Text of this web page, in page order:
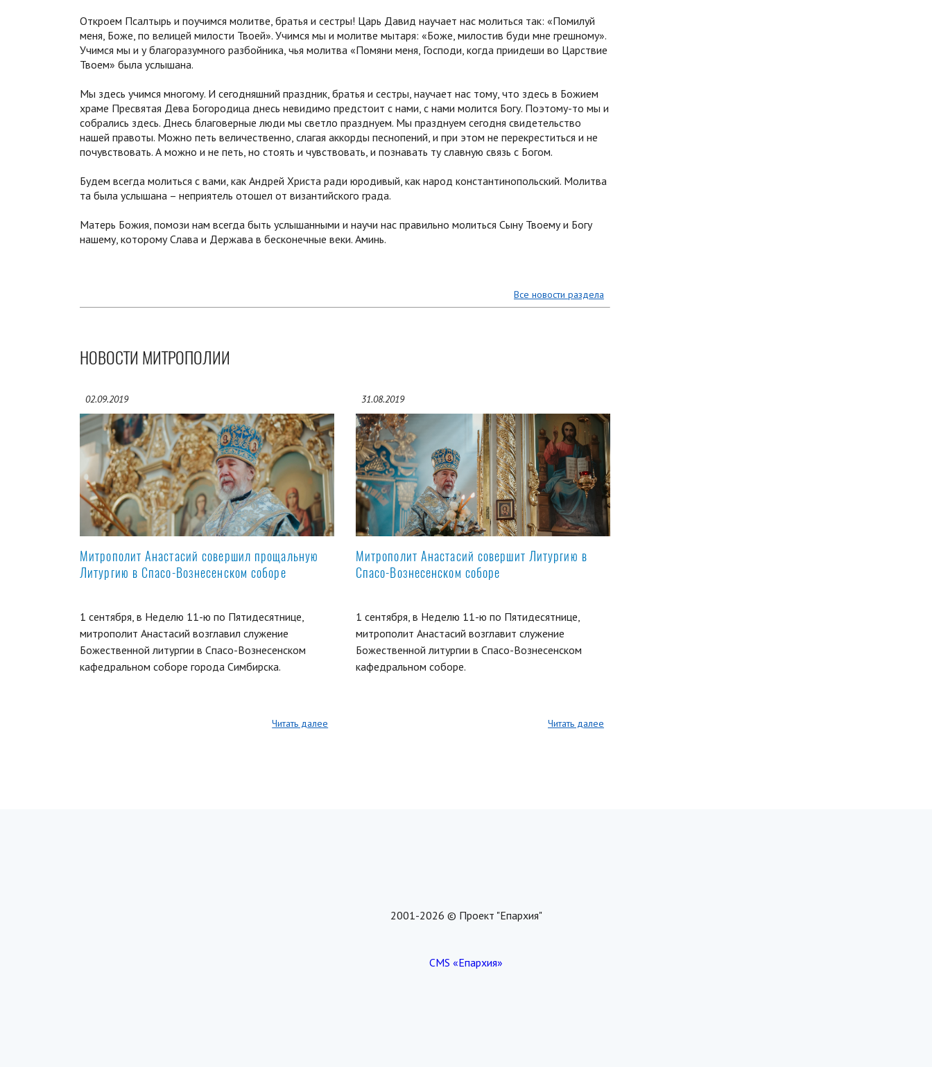
Откроем Псалтырь и поучимся молитве, братья и сестры! Царь Давид научает нас молиться так: «Помилуй
меня, Боже, по велицей милости Твоей». Учимся мы и молитве мытаря: «Боже, милостив буди мне грешному».
Учимся мы и у благоразумного разбойника, чья молитва «Помяни меня, Господи, когда приидеши во Царствие
Твоем» была услышана.
Мы здесь учимся многому. И сегодняшний праздник, братья и сестры, научает нас тому, что здесь в Божием
храме Пресвятая Дева Богородица днесь невидимо предстоит с нами, с нами молится Богу. Поэтому-то мы и
собрались здесь. Днесь благоверные люди мы светло празднуем. Мы празднуем сегодня свидетельство
нашей правоты. Можно петь величественно, слагая аккорды песнопений, и при этом не перекреститься и не
почувствовать. А можно и не петь, но стоять и чувствовать, и познавать ту славную связь с Богом.
Будем всегда молиться с вами, как Андрей Христа ради юродивый, как народ константинопольский. Молитва
та была услышана – неприятель отошел от византийского града.
Матерь Божия, помози нам всегда быть услышанными и научи нас правильно молиться Сыну Твоему и Богу
нашему, которому Слава и Держава в бесконечные веки. Аминь.
Все новости раздела
НОВОСТИ МИТРОПОЛИИ
02.09.2019
Митрополит Анастасий совершил прощальную
Литургию в Спасо-Вознесенском соборе
1 сентября, в Неделю 11-ю по Пятидесятнице,
митрополит Анастасий возглавил служение
Божественной литургии в Спасо-Вознесенском
кафедральном соборе города Симбирска.
Читать далее
31.08.2019
Митрополит Анастасий совершит Литургию в
Спасо-Вознесенском соборе
1 сентября, в Неделю 11-ю по Пятидесятнице,
митрополит Анастасий возглавит служение
Божественной литургии в Спасо-Вознесенском
кафедральном соборе.
Читать далее
2001-2026 © Проект "Епархия"
CMS «Епархия»